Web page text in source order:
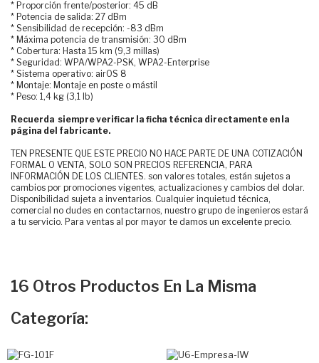
* Proporción frente/posterior: 45 dB
* Potencia de salida: 27 dBm
* Sensibilidad de recepción: -83 dBm
* Máxima potencia de transmisión: 30 dBm
* Cobertura: Hasta 15 km (9,3 millas)
* Seguridad: WPA/WPA2-PSK, WPA2-Enterprise
* Sistema operativo: airOS 8
* Montaje: Montaje en poste o mástil
* Peso: 1,4 kg (3,1 lb)
Recuerda siempre verificar la ficha técnica directamente en la
página del fabricante.
TEN PRESENTE QUE ESTE PRECIO NO HACE PARTE DE UNA COTIZACIÓN
FORMAL O VENTA, SOLO SON PRECIOS REFERENCIA, PARA
INFORMACIÓN DE LOS CLIENTES. son valores totales, están sujetos a
cambios por promociones vigentes, actualizaciones y cambios del dolar.
Disponibilidad sujeta a inventarios. Cualquier inquietud técnica,
comercial no dudes en contactarnos, nuestro grupo de ingenieros estará
a tu servicio. Para ventas al por mayor te damos un excelente precio.
16 Otros Productos En La Misma
Categoría: